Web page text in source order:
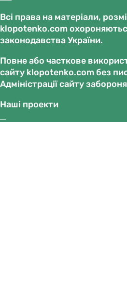
Всі права на матеріали,
klopotenko.com
законодавства України.
Повне або часткове
сайту klopotenko.com без
Адміністрації сайту
Наші проекти